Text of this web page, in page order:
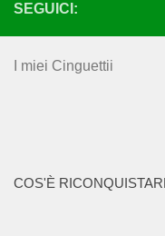
SEGUICI:
I miei Cinguettii
COS'È